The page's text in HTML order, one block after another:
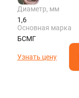
Диаметр, мм
1,6
Основная марка
БСМГ
Узнать цену